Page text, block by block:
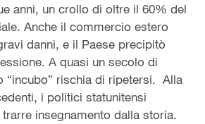
anni, un crollo di oltre il 60% del
Anche il commercio estero
danni, e il Paese precipitò
A quasi un secolo di
“incubo” rischia di ripetersi. Alla
i politici statunitensi
insegnamento dalla storia.